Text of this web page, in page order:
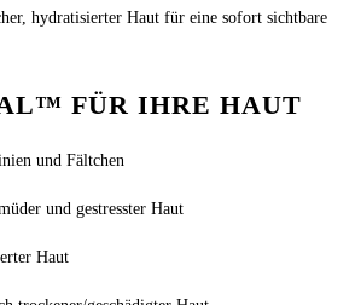
hydratisierter Haut für eine sofort sichtbare
FÜR IHRE HAUT
und Fältchen
und gestresster Haut
Haut